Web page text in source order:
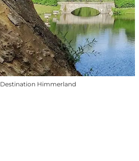
Destination Himmerland